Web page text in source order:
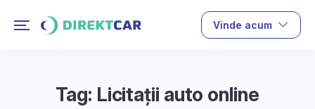
Vinde acum
Tag: Licitații auto online